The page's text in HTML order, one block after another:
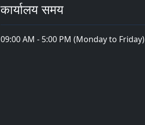
कार्यालय समय
09:00 AM - 5:00 PM (Monday to Friday)